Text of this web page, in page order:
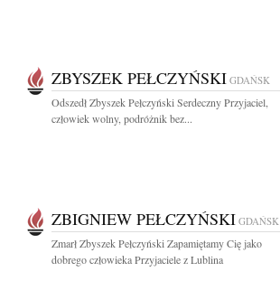
ZBYSZEK PEŁCZYŃSKI GDAŃSK
Odszedł Zbyszek Pełczyński Serdeczny Przyjaciel,
człowiek wolny, podróżnik bez...
ZBIGNIEW PEŁCZYŃSKI GDAŃSK
Zmarł Zbyszek Pełczyński Zapamiętamy Cię jako
dobrego człowieka Przyjaciele z Lublina